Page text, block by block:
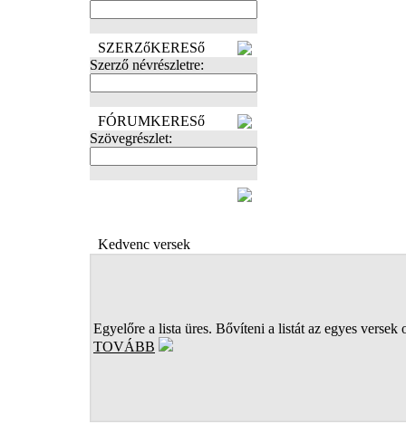
SZERZőKERESő
Szerző névrészletre:
FÓRUMKERESő
Szövegrészlet:
Kedvenc versek
Egyelőre a lista üres. Bővíteni a listát az egyes versek
TOVÁBB